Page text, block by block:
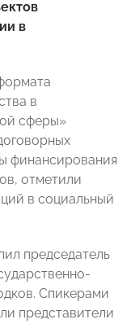
в
в
сферы»
финансирования
отметили
в социальный
председатель
Спикерами
представители